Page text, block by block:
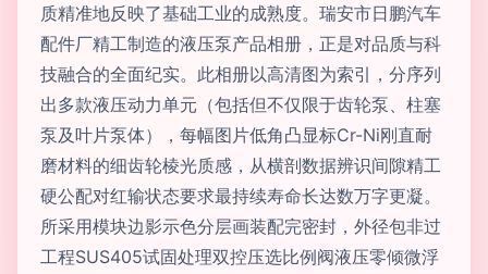
质精准地反映了基础工业的成熟度。瑞安市日鹏汽车
配件厂精工制造的液压泵产品相册，正是对品质与科
技融合的全面纪实。此相册以高清图为索引，分序列
出多款液压动力单元（包括但不仅限于齿轮泵、柱塞
泵及叶片泵体），每幅图片低角凸显标Cr-Ni刚直耐
磨材料的细齿轮棱光质感，从横剖数据辨识间隙精工
硬公配对红输状态要求最持续寿命长达数万字更凝。
所采用模块边影示色分层画装配完密封，外径包非过
工程SUS405试固处理双控压选比例阀液压零倾微浮